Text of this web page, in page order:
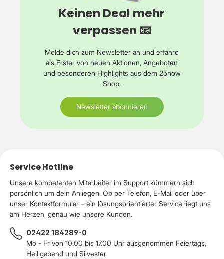
Keinen Deal mehr
verpassen 📧
Melde dich zum Newsletter an und erfahre
als Erster von neuen Aktionen, Angeboten
und besonderen Highlights aus dem 25now
Shop.
Newsletter abonnieren
Service Hotline
Unsere kompetenten Mitarbeiter im Support kümmern sich
persönlich um dein Anliegen. Ob per Telefon, E-Mail oder über
unser Kontaktformular – ein lösungsorientierter Service liegt uns
am Herzen, genau wie unsere Kunden.
02422 184289-0
Mo - Fr von 10.00 bis 17.00 Uhr ausgenommen Feiertags,
Heiligabend und Silvester